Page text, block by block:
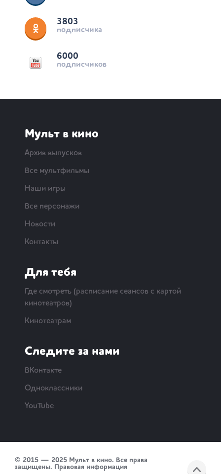
3803
подписчика
6000
подписчиков
Мульт в кино
Архив выпусков
Все мультфильмы
Наши игры
Все персонажи
Новости
Контакты
Для тебя
Где смотреть (расписание сеансов с картой
кинотеатров)
Кинотеатрам
Следите за нами
ВКонтакте
Одноклассники
YouTube
© 2015 — 2025 Мульт в кино. Все права
защищены. Правовая информация